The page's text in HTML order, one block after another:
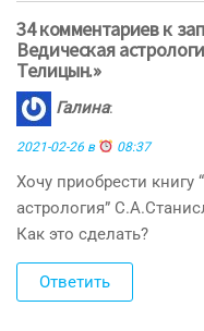
34 комментариев к
Ведическая
Телицын.»
Галина:
2021-02-26 в 08:37
Хочу приобрести книгу
астрология”
Как это сделать?
Ответить